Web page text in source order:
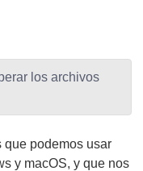
los archivos
podemos usar
y macOS, y que nos